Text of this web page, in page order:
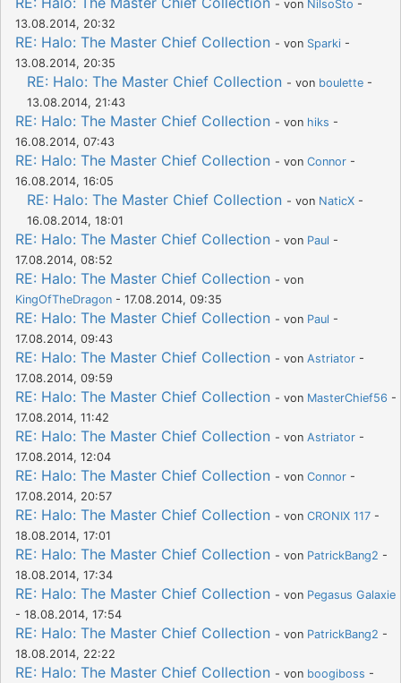
- von NilsoSto -
13.08.2014, 20:32
RE: Halo: The Master Chief Collection - von Sparki -
13.08.2014, 20:35
RE: Halo: The Master Chief Collection - von boulette -
13.08.2014, 21:43
RE: Halo: The Master Chief Collection - von hiks -
16.08.2014, 07:43
RE: Halo: The Master Chief Collection - von Connor -
16.08.2014, 16:05
RE: Halo: The Master Chief Collection - von NaticX -
16.08.2014, 18:01
RE: Halo: The Master Chief Collection - von Paul -
17.08.2014, 08:52
RE: Halo: The Master Chief Collection - von
KingOfTheDragon - 17.08.2014, 09:35
RE: Halo: The Master Chief Collection - von Paul -
17.08.2014, 09:43
RE: Halo: The Master Chief Collection - von Astriator -
17.08.2014, 09:59
RE: Halo: The Master Chief Collection - von MasterChief56 -
17.08.2014, 11:42
RE: Halo: The Master Chief Collection - von Astriator -
17.08.2014, 12:04
RE: Halo: The Master Chief Collection - von Connor -
17.08.2014, 20:57
RE: Halo: The Master Chief Collection - von CRONIX 117 -
18.08.2014, 17:01
RE: Halo: The Master Chief Collection - von PatrickBang2 -
18.08.2014, 17:34
RE: Halo: The Master Chief Collection - von Pegasus Galaxie
- 18.08.2014, 17:54
RE: Halo: The Master Chief Collection - von PatrickBang2 -
18.08.2014, 22:22
RE: Halo: The Master Chief Collection - von boogiboss -